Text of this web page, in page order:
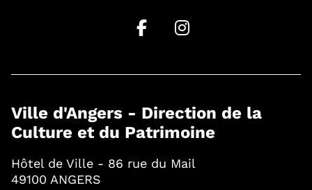
Ville d'Angers - Direction de la
Culture et du Patrimoine
Hôtel de Ville - 86 rue du Mail
49100 ANGERS